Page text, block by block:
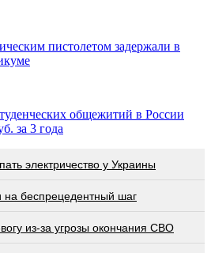
пистолетом задержали в
общежитий в России
за 3 года
электричество у Украины
беспрецедентный шаг
из-за угрозы окончания СВО